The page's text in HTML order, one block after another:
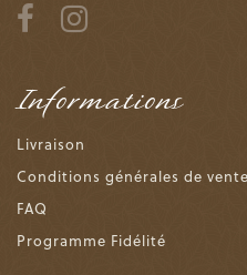
Informations
Livraison
Conditions générales de vente
FAQ
Programme Fidélité